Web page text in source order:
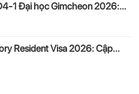
1 Đại học Gimcheon 2026:
Resident Visa 2026: Cập
08/2026